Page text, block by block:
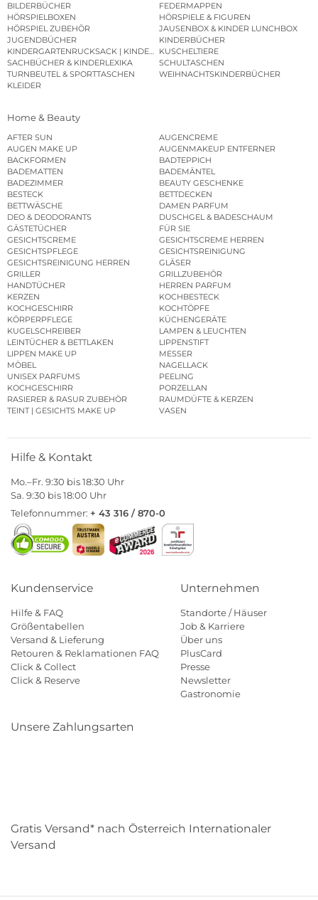
BILDERBÜCHER
FEDERMAPPEN
HÖRSPIELBOXEN
HÖRSPIELE & FIGUREN
HÖRSPIEL ZUBEHÖR
JAUSENBOX & KINDER LUNCHBOX
JUGENDBÜCHER
KINDERBÜCHER
KINDERGARTENRUCKSACK | KINDERGARTENBEUTEL
KUSCHELTIERE
SACHBÜCHER & KINDERLEXIKA
SCHULTASCHEN
TURNBEUTEL & SPORTTASCHEN
WEIHNACHTSKINDERBÜCHER
KLEIDER
Home & Beauty
AFTER SUN
AUGENCREME
AUGEN MAKE UP
AUGENMAKEUP ENTFERNER
BACKFORMEN
BADTEPPICH
BADEMATTEN
BADEMÄNTEL
BADEZIMMER
BEAUTY GESCHENKE
BESTECK
BETTDECKEN
BETTWÄSCHE
DAMEN PARFUM
DEO & DEODORANTS
DUSCHGEL & BADESCHAUM
GÄSTETÜCHER
FÜR SIE
GESICHTSCREME
GESICHTSCREME HERREN
GESICHTSPFLEGE
GESICHTSREINIGUNG
GESICHTSREINIGUNG HERREN
GLÄSER
GRILLER
GRILLZUBEHÖR
HANDTÜCHER
HERREN PARFUM
KERZEN
KOCHBESTECK
KOCHGESCHIRR
KOCHTÖPFE
KÖRPERPFLEGE
KÜCHENGERÄTE
KUGELSCHREIBER
LAMPEN & LEUCHTEN
LEINTÜCHER & BETTLAKEN
LIPPENSTIFT
LIPPEN MAKE UP
MESSER
MÖBEL
NAGELLACK
UNISEX PARFUMS
PEELING
KOCHGESCHIRR
PORZELLAN
RASIERER & RASUR ZUBEHÖR
RAUMDÜFTE & KERZEN
TEINT | GESICHTS MAKE UP
VASEN
Hilfe & Kontakt
Mo.–Fr. 9:30 bis 18:30 Uhr
Sa. 9:30 bis 18:00 Uhr
Telefonnummer: + 43 316 / 870-0
Kundenservice
Hilfe & FAQ
Größentabellen
Versand & Lieferung
Retouren & Reklamationen FAQ
Click & Collect
Click & Reserve
Unternehmen
Standorte / Häuser
Job & Karriere
Über uns
PlusCard
Presse
Newsletter
Gastronomie
Unsere Zahlungsarten
Gratis Versand* nach Österreich Internationaler
Versand